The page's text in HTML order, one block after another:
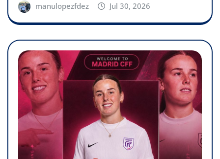
manulopezfdez Jul 30, 2026